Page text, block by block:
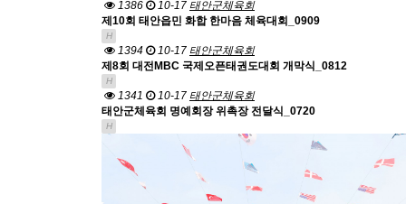
1386 10-17 태안군체육회
제10회 태안읍민 화합 한마음 체육대회_0909
H
1394 10-17 태안군체육회
제8회 대전MBC 국제오픈태권도대회 개막식_0812
H
1341 10-17 태안군체육회
태안군체육회 명예회장 위촉장 전달식_0720
H